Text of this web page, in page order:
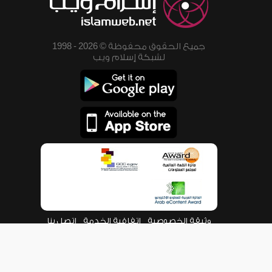
جميع الحقوق محفوظة © 2026 - 1998
لشبكة إسلام ويب
وثيقة الخصوصية اتفاقية الخدمة اتصل بنا